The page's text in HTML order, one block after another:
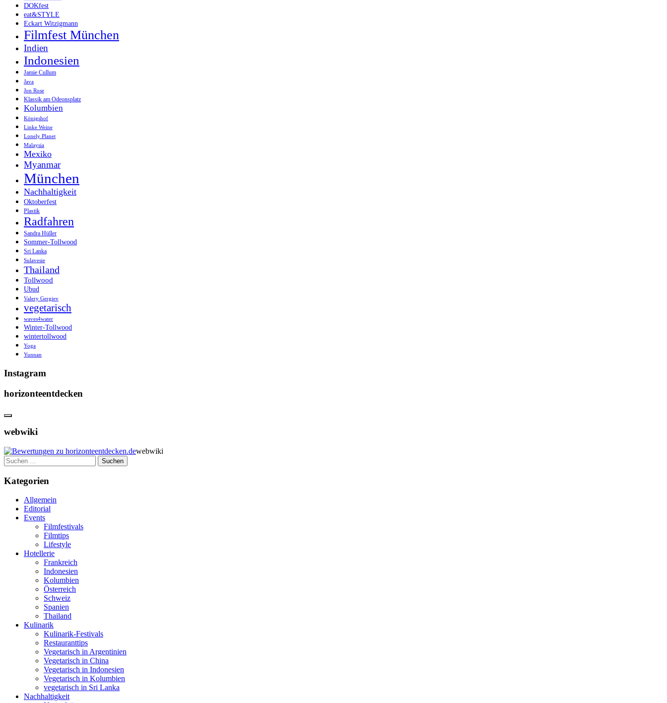
DOKfest
eat&STYLE
Eckart Witzigmann
Filmfest München
Indien
Indonesien
Jamie Cullum
Java
Jon Rose
Klassik am Odeonsplatz
Kolumbien
Königshof
Linke Weine
Lonely Planet
Malaysia
Mexiko
Myanmar
München
Nachhaltigkeit
Oktoberfest
Plastik
Radfahren
Sandra Hüller
Sommer-Tollwood
Sri Lanka
Sulavesie
Thailand
Tollwood
Ubud
Valery Gergiev
vegetarisch
waves4water
Winter-Tollwood
wintertollwood
Yoga
Yunnan
Instagram
horizonteentdecken
webwiki
webwiki
Suchen
nach:
Kategorien
Allgemein
Editorial
Events
Filmfestivals
Filmtips
Lifestyle
Hotellerie
Frankreich
Indonesien
Kolumbien
Österreich
Schweiz
Spanien
Thailand
Kulinarik
Kulinarik-Festivals
Restauranttips
Vegetarisch in Argentinien
Vegetarisch in China
Vegetarisch in Indonesien
Vegetarisch in Kolumbien
vegetarisch in Sri Lanka
Nachhaltigkeit